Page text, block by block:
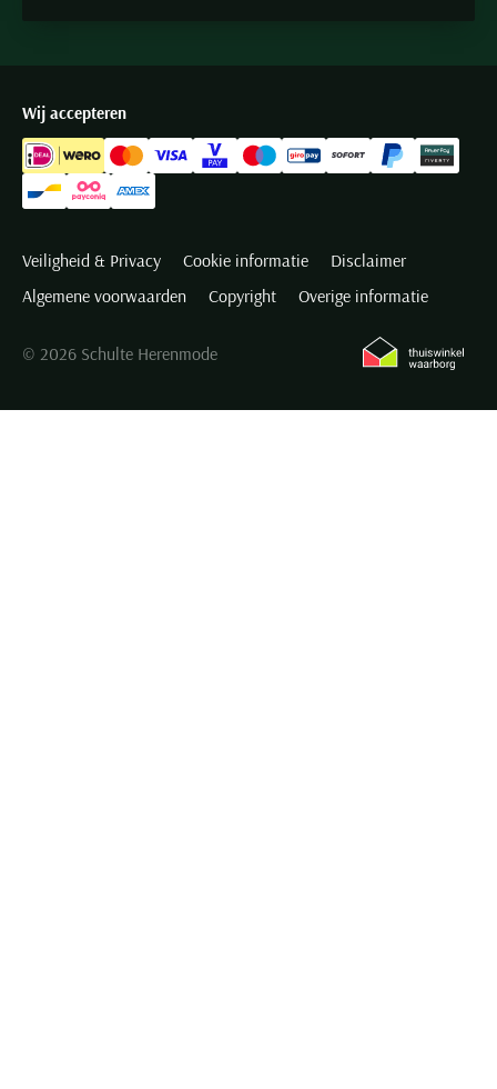
Wij accepteren
Veiligheid & Privacy Cookie informatie
Disclaimer
Algemene voorwaarden
Copyright Overige informatie
© 2026 Schulte Herenmode